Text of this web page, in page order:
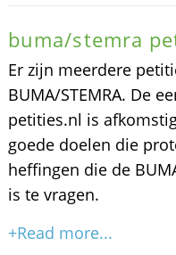
buma/stemra
Er zijn meerdere
BUMA/STEMRA. De
petities.nl is
goede doelen die
heffingen die de
is te vragen.
+Read more...